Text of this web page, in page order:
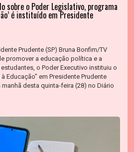
sobre o Poder Legislativo, programa
é instituído em Presidente
Prudente (SP) Bruna Bonfim/TV
promover a educação política e a
o Poder Executivo instituiu o
Educação” em Presidente Prudente
desta quinta-feira (28) no Diário